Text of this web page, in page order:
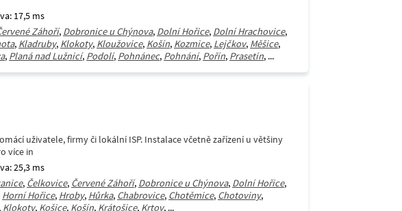
17,5 ms
Záhoří, Dobronice u Chýnova, Dolní Hořice, Dolní Hrachovice,
, Kladruby, Klokoty, Kloužovice, Košín, Kozmice, Lejčkov, Měšice,
, Planá nad Lužnicí, Podolí, Pohnánec, Pohnání, Pořín, Prasetín, ...
uživatele, firmy či lokální ISP. Instalace včetně zařízení u většiny
více in
25,3 ms
, Čelkovice, Červené Záhoří, Dobronice u Chýnova, Dolní Hořice,
Horní Hořice, Hroby, Hůrka, Chabrovice, Chotěmice, Chotoviny,
Klokoty, Košice, Košín, Krátošice, Krtov, ...